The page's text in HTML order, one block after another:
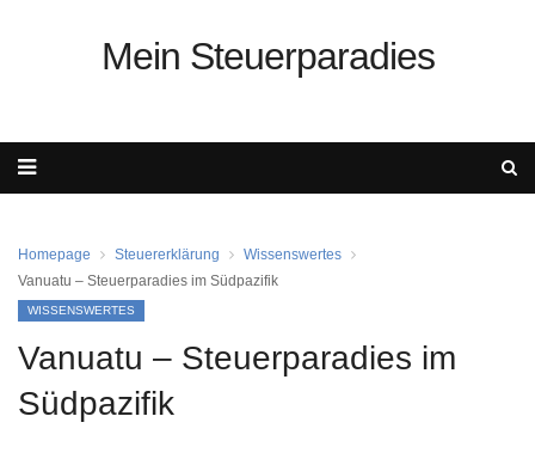
Mein Steuerparadies
Homepage Steuererklärung
Wissenswertes
Vanuatu – Steuerparadies im Südpazifik
WISSENSWERTES
Vanuatu – Steuerparadies im
Südpazifik